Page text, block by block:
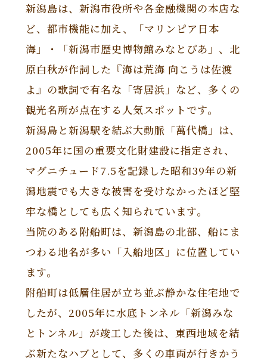
新潟島は、新潟市役所や各金融機関の本店な
ど、都市機能に加え、「マリンピア日本
海」・「新潟市歴史博物館みなとぴあ」、北
原白秋が作詞した『海は荒海 向こうは佐渡
よ』の歌詞で有名な「寄居浜」など、多くの
観光名所が点在する人気スポットです。
新潟島と新潟駅を結ぶ大動脈「萬代橋」は、
2005年に国の重要文化財建設に指定され、
マグニチュード7.5を記録した昭和39年の新
潟地震でも大きな被害を受けなかったほど堅
牢な橋としても広く知られています。
当院のある附船町は、新潟島の北部、船にま
つわる地名が多い「入船地区」に位置してい
ます。
附船町は低層住居が立ち並ぶ静かな住宅地で
したが、2005年に水底トンネル「新潟みな
とトンネル」が竣工した後は、東西地域を結
ぶ新たなハブとして、多くの車両が行きかう